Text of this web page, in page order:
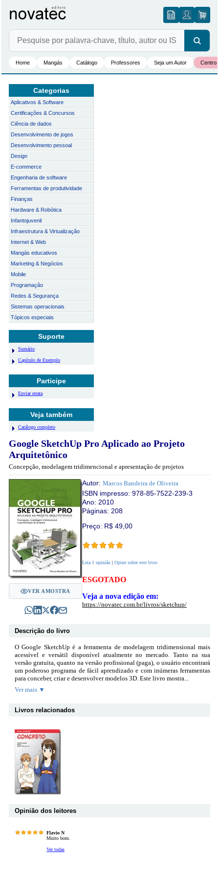
Home Mangás Catálogo Professores Seja um Autor Centro
Categorias
Aplicativos & Software
Certificações & Concursos
Ciência de dados
Desenvolvimento de jogos
Desenvolvimento pessoal
Design
E-commerce
Engenharia de software
Ferramentas de produtividade
Finanças
Hardware & Robótica
Infantojuvenil
Infraestrutura & Virtualização
Internet & Web
Mangás educativos
Marketing & Negócios
Mobile
Programação
Redes & Segurança
Sistemas operacionais
Tópicos especiais
Suporte
Sumário
Capítulo de Exemplo
Participe
Enviar errata
Veja também
Catálogo completo
Google SketchUp Pro Aplicado ao Projeto
Arquitetônico
Concepção, modelagem tridimencional e apresentação de projetos
VER AMOSTRA
Autor: Marcos Bandeira de Oliveira
ISBN impresso: 978-85-7522-239-3
Ano: 2010
Páginas: 208
Preço: R$ 49,00
Leia 1 opinião Opine sobre este livro
ESGOTADO
Veja a nova edição em:
https://novatec.com.br/livros/sketchup/
Descrição do livro
O Google SketchUp é a ferramenta de modelagem tridimensional mais
acessível e versátil disponível atualmente no mercado. Tanto na sua
versão gratuita, quanto na versão profissional (paga), o usuário encontrará
um poderoso programa de fácil aprendizado e com inúmeras ferramentas
para conceber, criar e desenvolver modelos 3D. Este livro mostra...
Ver mais ▼
Livros relacionados
Opinião dos leitores
Flavio N
Muito bom.
Ver todas